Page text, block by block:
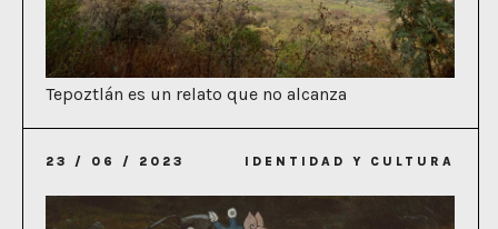
Tepoztlán es un relato que no alcanza
23 / 06 / 2023 IDENTIDAD Y CULTURA